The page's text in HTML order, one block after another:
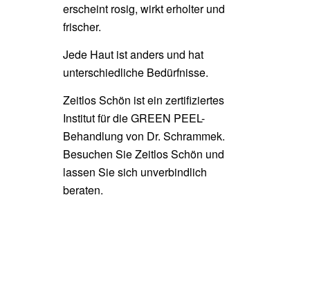
erscheint rosig, wirkt erholter und
frischer.
Jede Haut ist anders und hat
unterschiedliche Bedürfnisse.
Zeitlos Schön ist ein zertifiziertes
Institut für die GREEN PEEL-
Behandlung von Dr. Schrammek.
Besuchen Sie Zeitlos Schön und
lassen Sie sich unverbindlich
beraten.